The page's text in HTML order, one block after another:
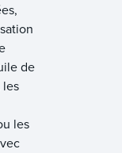
de
les
les